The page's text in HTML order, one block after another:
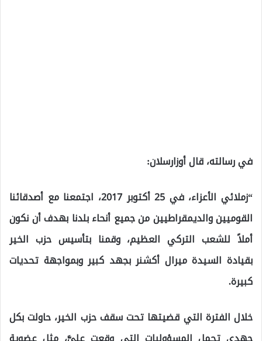
في رسالته، قال أوزارسلان:
“زملائي الأعزاء، في 25 أكتوبر 2017، اجتمعنا مع أصدقائنا
القوميين والديمقراطيين من جميع أنحاء بلدنا بهدف أن نكون
أملاً للشعب التركي العظيم، وقمنا بتأسيس حزب الخير
بقيادة السيدة ميرال أكشنر بجهد كبير وبمواجهة تحديات
كبيرة.
خلال الفترة التي قضيتها تحت سقف حزب الخير، حاولت بكل